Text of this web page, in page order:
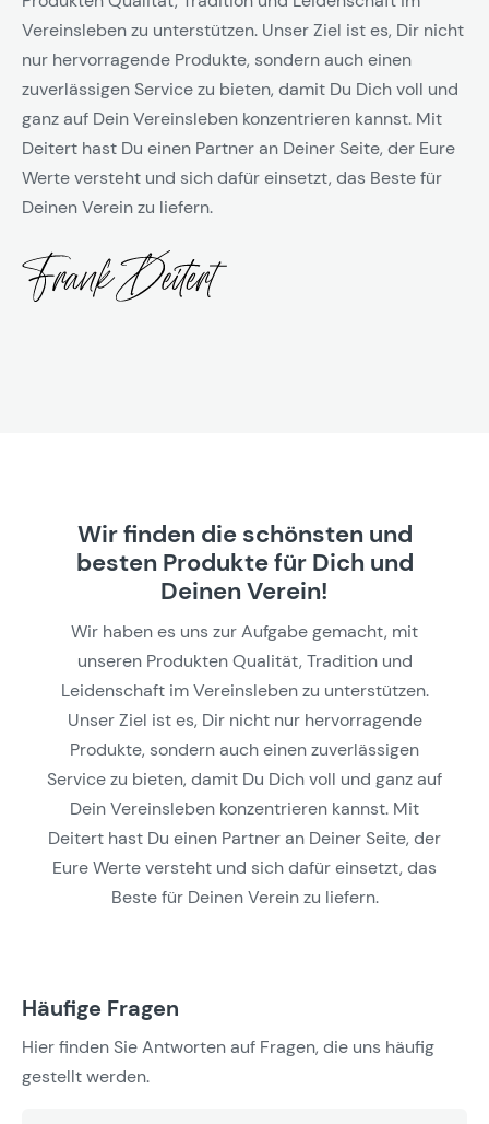
Vereinsleben zu unterstützen. Unser Ziel ist es, Dir nicht
nur hervorragende Produkte, sondern auch einen
zuverlässigen Service zu bieten, damit Du Dich voll und
ganz auf Dein Vereinsleben konzentrieren kannst. Mit
Deitert hast Du einen Partner an Deiner Seite, der Eure
Werte versteht und sich dafür einsetzt, das Beste für
Deinen Verein zu liefern.
Wir finden die schönsten und
besten Produkte für Dich und
Deinen Verein!
Wir haben es uns zur Aufgabe gemacht, mit
unseren Produkten Qualität, Tradition und
Leidenschaft im Vereinsleben zu unterstützen.
Unser Ziel ist es, Dir nicht nur hervorragende
Produkte, sondern auch einen zuverlässigen
Service zu bieten, damit Du Dich voll und ganz auf
Dein Vereinsleben konzentrieren kannst. Mit
Deitert hast Du einen Partner an Deiner Seite, der
Eure Werte versteht und sich dafür einsetzt, das
Beste für Deinen Verein zu liefern.
Häufige Fragen
Hier finden Sie Antworten auf Fragen, die uns häufig
gestellt werden.